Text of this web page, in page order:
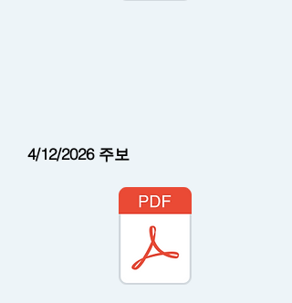
4/12/2026 주보